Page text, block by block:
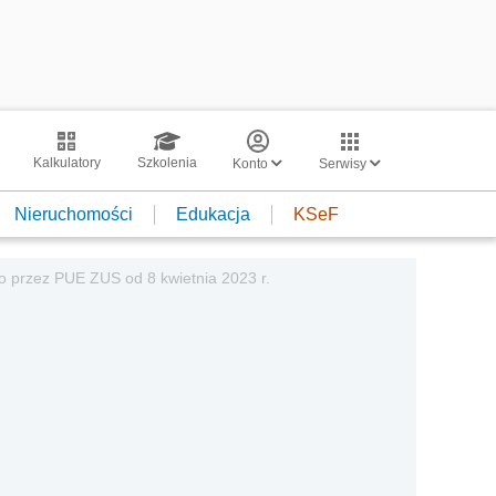
Kalkulatory Szkolenia Konto Serwisy
Nieruchomości Edukacja KSeF
przez PUE ZUS od 8 kwietnia 2023 r.